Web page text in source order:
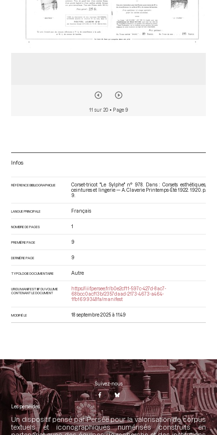
11 sur 20 • Page 9
Infos
RÉFÉRENCE BIBLIOGRAPHIQUE
Corset-tricot "Le Sylphe" n° 978. Dans : Corsets esthétiques,
ceintures et lingerie — A. Claverie Printemps-Été 1922 . 1920. p.
9.
LANGUE PRINCIPALE Français
NOMBRE DE PAGES 1
PREMIÈRE PAGE 9
DERNIÈRE PAGE 9
TYPOLOGIE DOCUMENTAIRE Autre
URI DU MANIFEST IIIF DU VOLUME
CONTENANT LE DOCUMENT
https://iiif.persee.fr/b0e2cf11-597c-427d-8ac7-
68bcc0acf13b/2357daad-2173-4673-a464-
1fb1699348fa/manifest
MODIFIÉ LE 18 septembre 2025 à 11:49
Suivez-nous
Les perséides
Un dispositif pensé par Persée pour la valorisation de corpus
textuels et iconographiques numérisés construits en